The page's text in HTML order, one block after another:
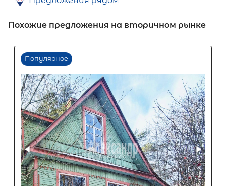
Первый взнос
0 10 20 30 40 60 70 80
Срок кредита
15 лет
1 5 10 15 20 25
Процентная
Похожие предложения на вторичном рынке